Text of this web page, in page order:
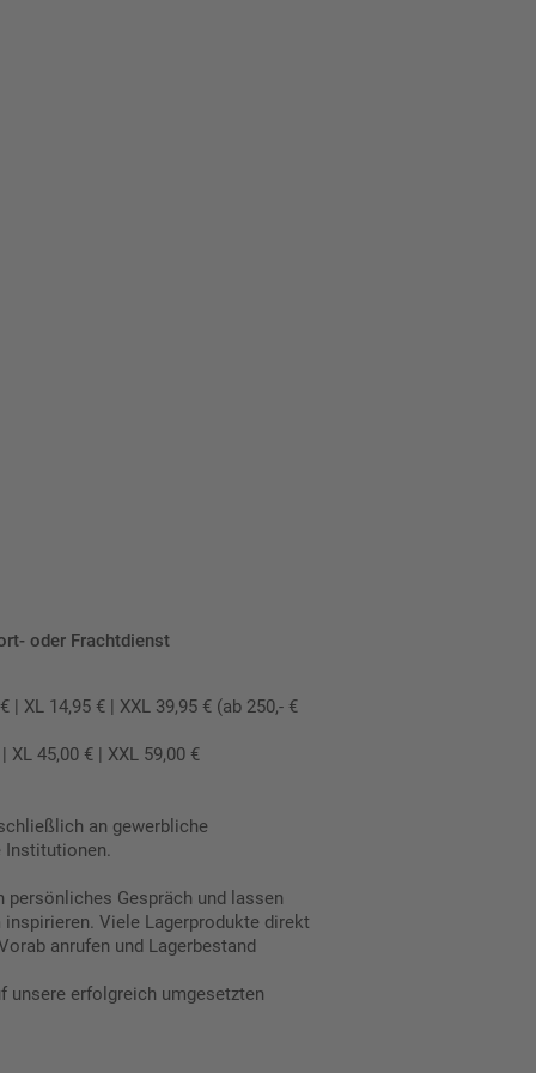
oder Frachtdienst
| XL 14,95 € | XXL 39,95 € (ab 250,- €
XL 45,00 € | XXL 59,00 €
an gewerbliche
Institutionen.
persönliches Gespräch und lassen
Viele Lagerprodukte direkt
anrufen und Lagerbestand
unsere erfolgreich umgesetzten